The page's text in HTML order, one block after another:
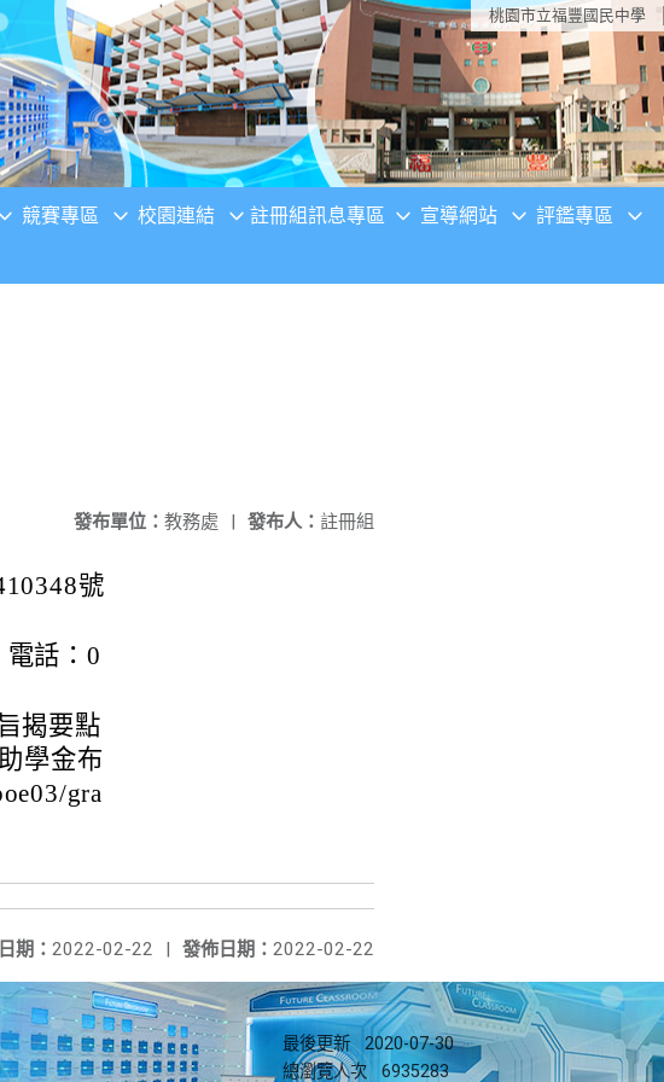
桃園市立福豐國民中學
競賽專區 校園連結 註冊組訊息專區 宣導網站 評鑑專區
發布人： 註冊組
發布單位： 教務處 |
號
話：0
揭要點
學金布
gra
發佈日期： 2022-02-22
期： 2022-02-22 |
最後更新
2020-07-30
總瀏覽人次
6935283